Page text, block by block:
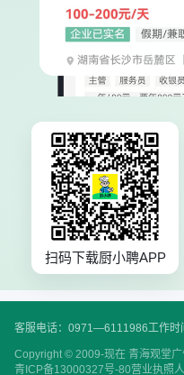
扫码下载厨小聘APP
客服电话：0971—6111986工作时
Copyright © 2009-现在 青海观堂广
青ICP备13000327号-80营业执照